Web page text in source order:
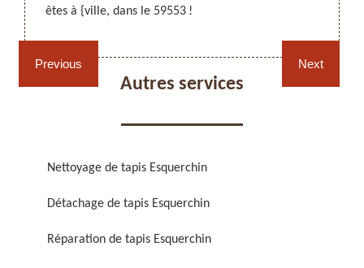
Rempaillage fauteuil,
Cannage fauteuil, chaises
Réparation de fauteuil,
Réfection de fauteuil,
Previous
êtes à {ville, dans le 59553 !
Next
Autres services
Nettoyage de tapis Esquerchin
Détachage de tapis Esquerchin
Réparation de tapis Esquerchin